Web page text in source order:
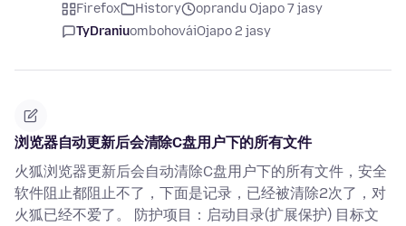
Firefox History
oprandu Ojapo 7 jasy
TyDraniuombohováiOjapo 2 jasy
浏览器自动更新后会清除C盘用户下的所有文件
火狐浏览器更新后会自动清除C盘用户下的所有文件，安全
软件阻止都阻止不了，下面是记录，已经被清除2次了，对
火狐已经不爱了。 防护项目：启动目录(扩展保护) 目标文